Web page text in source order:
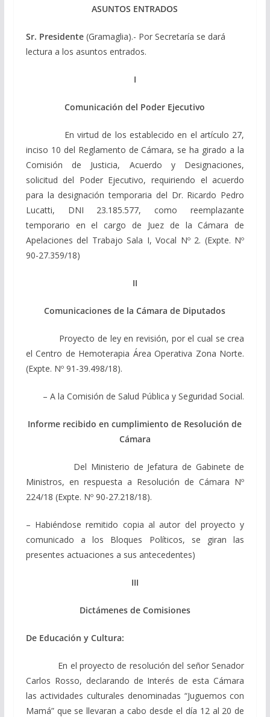
ASUNTOS ENTRADOS
Sr. Presidente (Gramaglia).- Por Secretaría se dará
lectura a los asuntos entrados.
I
Comunicación del Poder Ejecutivo
En virtud de los establecido en el artículo 27,
inciso 10 del Reglamento de Cámara, se ha girado a la
Comisión de Justicia, Acuerdo y Designaciones,
solicitud del Poder Ejecutivo, requiriendo el acuerdo
para la designación temporaria del Dr. Ricardo Pedro
Lucatti, DNI 23.185.577, como reemplazante
temporario en el cargo de Juez de la Cámara de
Apelaciones del Trabajo Sala I, Vocal Nº 2. (Expte. Nº
90-27.359/18)
II
Comunicaciones de la Cámara de Diputados
Proyecto de ley en revisión, por el cual se crea
el Centro de Hemoterapia Área Operativa Zona Norte.
(Expte. Nº 91-39.498/18).
– A la Comisión de Salud Pública y Seguridad Social.
Informe recibido en cumplimiento de Resolución de
Cámara
Del Ministerio de Jefatura de Gabinete de
Ministros, en respuesta a Resolución de Cámara Nº
224/18 (Expte. Nº 90-27.218/18).
– Habiéndose remitido copia al autor del proyecto y
comunicado a los Bloques Políticos, se giran las
presentes actuaciones a sus antecedentes)
III
Dictámenes de Comisiones
De Educación y Cultura:
En el proyecto de resolución del señor Senador
Carlos Rosso, declarando de Interés de esta Cámara
las actividades culturales denominadas “Juguemos con
Mamá” que se llevaran a cabo desde el día 12 al 20 de